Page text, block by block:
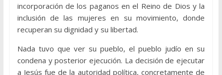
incorporación de los paganos en el Reino de Dios y la
inclusión de las mujeres en su movimiento, donde
recuperan su dignidad y su libertad.
Nada tuvo que ver su pueblo, el pueblo judío en su
condena y posterior ejecución. La decisión de ejecutar
a Jesús fue de la autoridad política, concretamente de